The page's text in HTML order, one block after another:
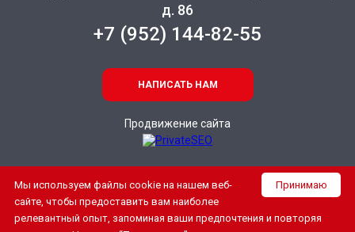
д. 86
+7 (952) 144-82-55
НАПИСАТЬ НАМ
Продвижение сайта
Принимаю
Мы используем файлы cookie на нашем веб-
сайте, чтобы предоставить вам наиболее
релевантный опыт, запоминая ваши предпочтения и повторяя